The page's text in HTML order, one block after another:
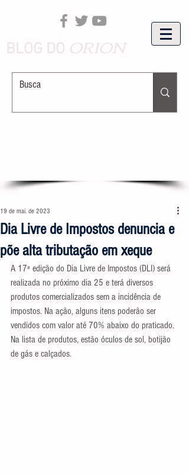
Dia Livre de Impostos denuncia e
põe alta tributação em xeque
19 de mai. de 2023
A 17ª edição do Dia Livre de Impostos (DLI) será
realizada no próximo dia 25 e terá diversos
produtos comercializados sem a incidência de
impostos. Na ação, alguns itens poderão ser
vendidos com valor até 70% abaixo do praticado.
Na lista de produtos, estão óculos de sol, botijão
de gás e calçados.